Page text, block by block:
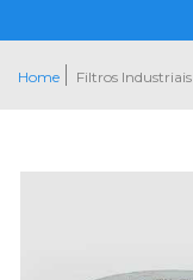
Home Filtros Industriais